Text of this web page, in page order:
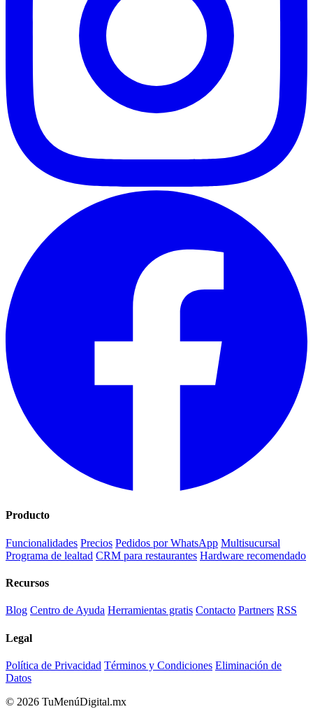
Producto
Funcionalidades Precios Pedidos por WhatsApp Multisucursal
Programa de lealtad CRM para restaurantes Hardware recomendado
Recursos
Blog Centro de Ayuda Herramientas gratis Contacto Partners RSS
Legal
Política de Privacidad Términos y Condiciones Eliminación de
Datos
© 2026 TuMenúDigital.mx